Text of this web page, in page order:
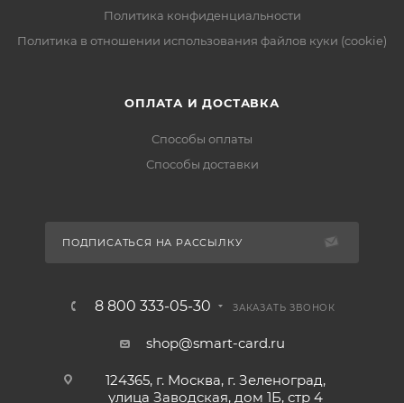
Политика конфиденциальности
Политика в отношении использования файлов куки (cookie)
ОПЛАТА И ДОСТАВКА
Способы оплаты
Способы доставки
ПОДПИСАТЬСЯ НА РАССЫЛКУ
8 800 333-05-30 ЗАКАЗАТЬ ЗВОНОК
shop@smart-card.ru
124365, г. Москва, г. Зеленоград,
улица Заводская, дом 1Б, стр 4